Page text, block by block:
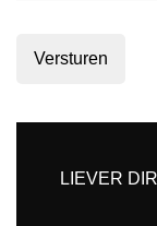
Versturen
LIEVER